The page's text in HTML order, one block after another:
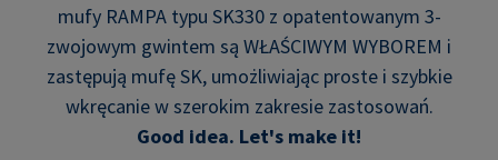
mufy RAMPA typu SK330 z opatentowanym 3-
zwojowym gwintem są WŁAŚCIWYM WYBOREM i
zastępują mufę SK, umożliwiając proste i szybkie
wkręcanie w szerokim zakresie zastosowań.
Good idea. Let's make it!